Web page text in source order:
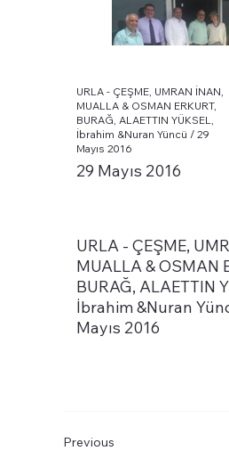
URLA - ÇEŞME, UMRAN İNAN,
MUALLA & OSMAN ERKURT,
BURAĞ, ALAETTIN YÜKSEL,
İbrahim &Nuran Yüncü / 29
Mayıs 2016
29 Mayıs 2016
URLA - ÇEŞME,
MUALLA & OSMAN
BURAĞ, ALAETTIN
İbrahim &Nuran
Mayıs 2016
Previous